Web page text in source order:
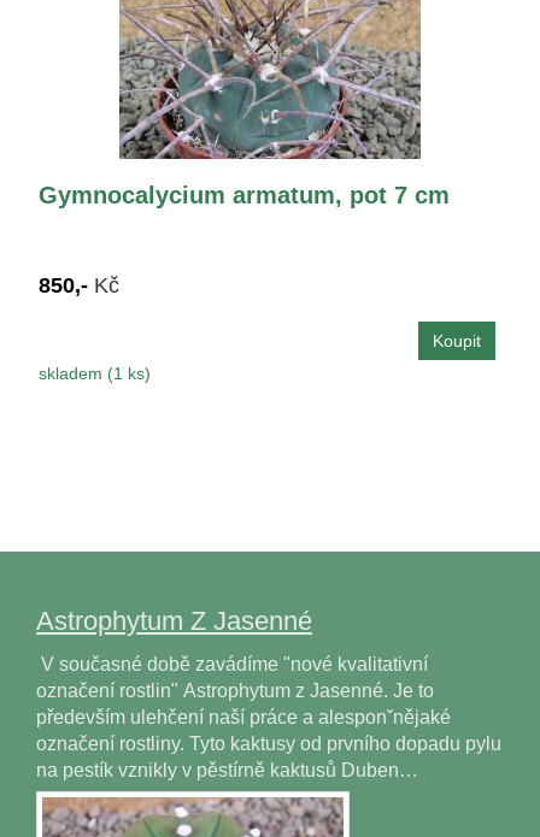
Gymnocalycium armatum, pot 7 cm
850,- Kč
skladem (1 ks)
Astrophytum Z Jasenné
V současné době zavádíme "nové kvalitativní
označení rostlin" Astrophytum z Jasenné. Je to
především ulehčení naší práce a alesponˇnějaké
označení rostliny. Tyto kaktusy od prvního dopadu pylu
na pestík vznikly v pěstírně kaktusů Duben…